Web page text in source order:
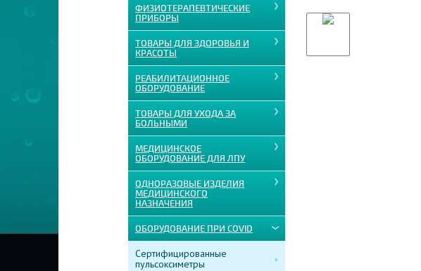
ФИЗИОТЕРАПЕВТИЧЕСКИЕ
ПРИБОРЫ
ТОВАРЫ ДЛЯ ЗДОРОВЬЯ И
КРАСОТЫ
РЕАБИЛИТАЦИОННОЕ
ОБОРУДОВАНИЕ
ТОВАРЫ ДЛЯ УХОДА ЗА
БОЛЬНЫМИ
МЕДИЦИНСКОЕ
ОБОРУДОВАНИЕ ДЛЯ ЛПУ
ОДНОРАЗОВЫЕ ИЗДЕЛИЯ
МЕДИЦИНСКОГО
НАЗНАЧЕНИЯ
ОБОРУДОВАНИЕ ПРИ COVID
Сертифицированные
пульсоксиметры